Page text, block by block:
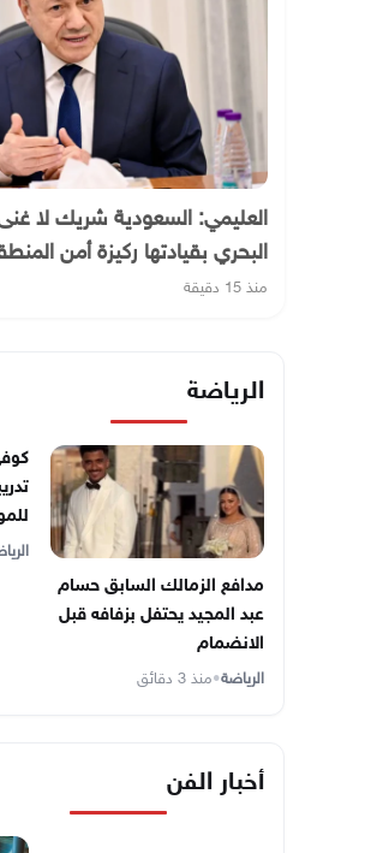
العليمي: السعودية شريك لا
البحري بقيادتها ركيزة أمن
منذ 15 دقيقة
الرياضة
مدافع الزمالك السابق حسام
عبد المجيد يحتفل بزفافه قبل
الانضمام
الرياضة•منذ 3 دقائق
أخبار الفن